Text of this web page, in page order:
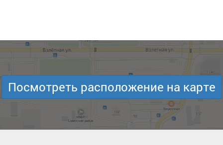
Посмотреть расположение на карте